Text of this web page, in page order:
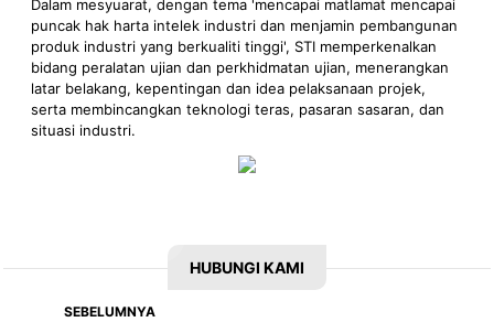
Dalam mesyuarat, dengan tema 'mencapai matlamat mencapai
puncak hak harta intelek industri dan menjamin pembangunan
produk industri yang berkualiti tinggi', STI memperkenalkan
bidang peralatan ujian dan perkhidmatan ujian, menerangkan
latar belakang, kepentingan dan idea pelaksanaan projek,
serta membincangkan teknologi teras, pasaran sasaran, dan
situasi industri.
HUBUNGI KAMI
SEBELUMNYA